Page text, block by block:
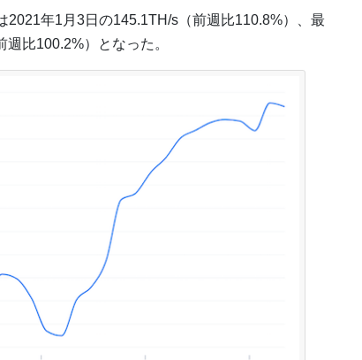
2021年1月3日の145.1TH/s（前週比110.8%）、最
比100.2%）となった。